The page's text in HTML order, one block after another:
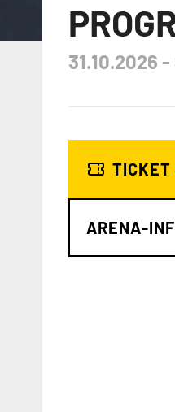
31.10.2026 -
TICKET
ARENA-